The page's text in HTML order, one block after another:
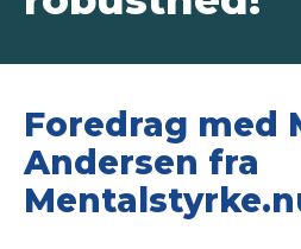
Foredrag med
Andersen fra